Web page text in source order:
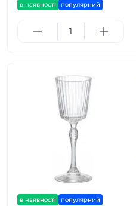
в наявності популярний
в наявності популярний